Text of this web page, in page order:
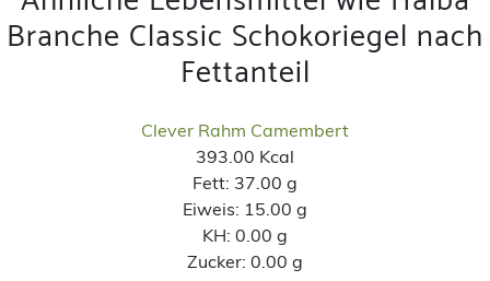
Branche Classic Schokoriegel nach
Fettanteil
Clever Rahm Camembert
393.00 Kcal
Fett: 37.00 g
Eiweis: 15.00 g
KH: 0.00 g
Zucker: 0.00 g